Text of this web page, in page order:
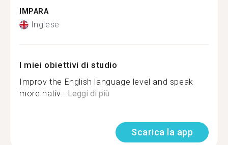
IMPARA
Inglese
I miei obiettivi di studio
Improv the English language level and speak
more nativ...Leggi di più
Scarica la app